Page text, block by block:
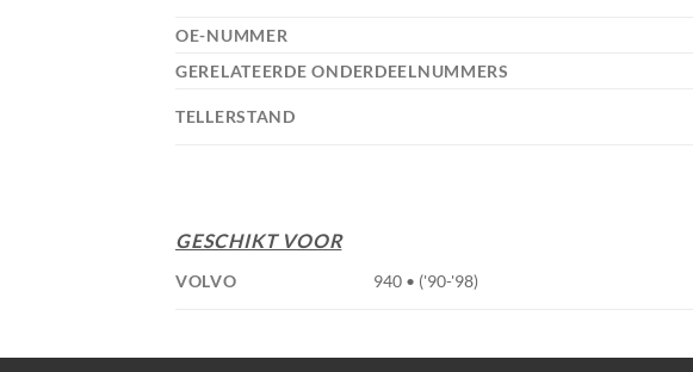
OE-NUMMER
GERELATEERDE ONDERDEELNUMMERS
TELLERSTAND
GESCHIKT VOOR
VOLVO 940 • ('90-'98)